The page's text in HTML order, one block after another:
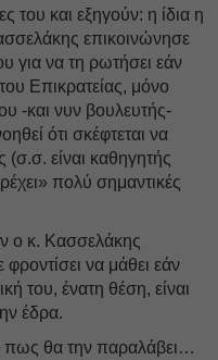
του και εξηγούν: η ίδια η
επικοινώνησε
για να τη ρωτήσει εάν
Επικρατείας, μόνο
-και νυν βουλευτής-
ότι σκέφτεται να
(σ.σ. είναι καθηγητής
πολύ σημαντικές
ο κ. Κασσελάκης
φροντίσει να μάθει εάν
του, ένατη θέση, είναι
έδρα.
θα την παραλάβει…